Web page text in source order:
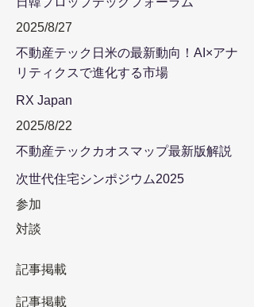
2025/8/27
不動産テック日米の最新動向！AI×アナ
リティクスで進化する市場
RX Japan
2025/8/22
不動産テックカオスマップ最新版解説
次世代住宅シンポジウム2025
参加
対談
記事掲載
記事掲載